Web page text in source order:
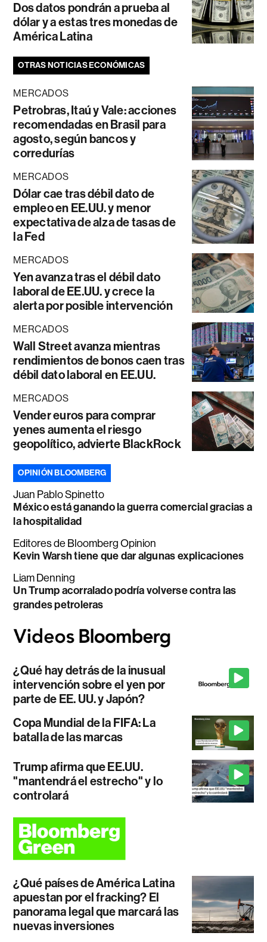
Dos datos pondrán a prueba al
dólar y a estas tres monedas de
América Latina
OTRAS NOTICIAS ECONÓMICAS
MERCADOS
Petrobras, Itaú y Vale: acciones
recomendadas en Brasil para
agosto, según bancos y
corredurías
MERCADOS
Dólar cae tras débil dato de
empleo en EE.UU. y menor
expectativa de alza de tasas de
la Fed
MERCADOS
Yen avanza tras el débil dato
laboral de EE.UU. y crece la
alerta por posible intervención
MERCADOS
Wall Street avanza mientras
rendimientos de bonos caen tras
débil dato laboral en EE.UU.
MERCADOS
Vender euros para comprar
yenes aumenta el riesgo
geopolítico, advierte BlackRock
OPINIÓN BLOOMBERG
Juan Pablo Spinetto
México está ganando la guerra comercial gracias a
la hospitalidad
Editores de Bloomberg Opinion
Kevin Warsh tiene que dar algunas explicaciones
Liam Denning
Un Trump acorralado podría volverse contra las
grandes petroleras
¿Qué hay detrás de la inusual
intervención sobre el yen por
parte de EE. UU. y Japón?
Copa Mundial de la FIFA: La
batalla de las marcas
Trump afirma que EE.UU.
"mantendrá el estrecho" y lo
controlará
¿Qué países de América Latina
apuestan por el fracking? El
panorama legal que marcará las
nuevas inversiones